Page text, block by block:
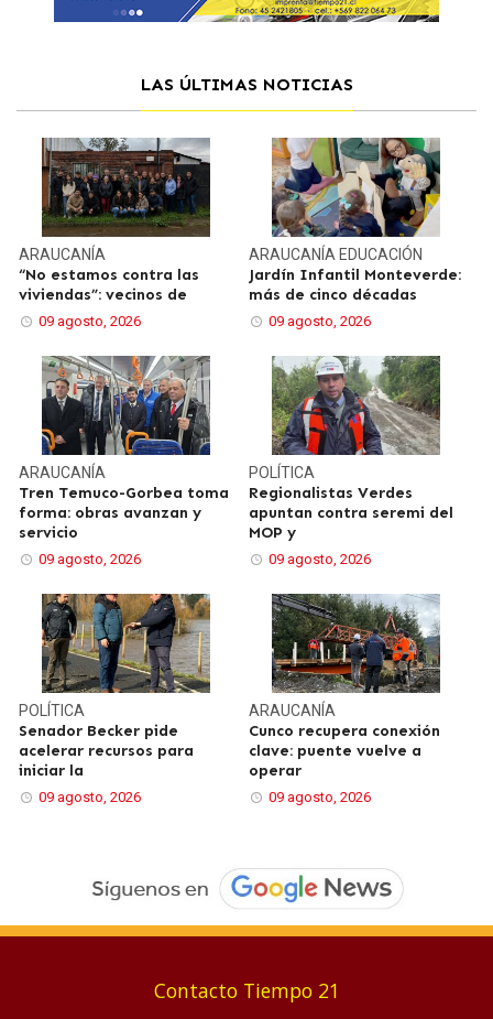
LAS ÚLTIMAS NOTICIAS
ARAUCANÍA
“No estamos contra las
viviendas”: vecinos de
09 agosto, 2026
ARAUCANÍA EDUCACIÓN
Jardín Infantil Monteverde:
más de cinco décadas
09 agosto, 2026
ARAUCANÍA
Tren Temuco-Gorbea toma
forma: obras avanzan y
servicio
09 agosto, 2026
POLÍTICA
Regionalistas Verdes
apuntan contra seremi del
MOP y
09 agosto, 2026
POLÍTICA
Senador Becker pide
acelerar recursos para
iniciar la
09 agosto, 2026
ARAUCANÍA
Cunco recupera conexión
clave: puente vuelve a
operar
09 agosto, 2026
Contacto Tiempo 21